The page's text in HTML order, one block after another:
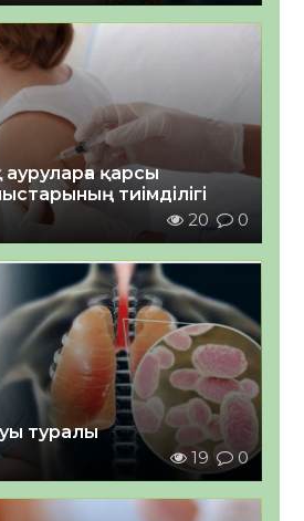
қарсы
тиімділігі
20 0
туралы
19 0